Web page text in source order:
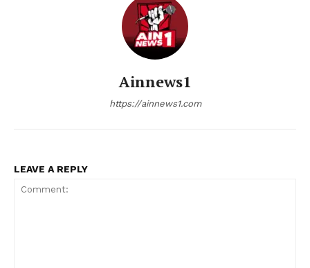
Ainnews1
https://ainnews1.com
LEAVE A REPLY